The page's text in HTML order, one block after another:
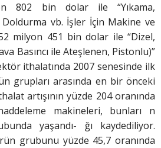
802 bin dolar ile “Yıkama,
vb. İşler İçin Makine ve
milyon 451 bin dolar ile “Dizel,
Basıncı ile Ateşlenen, Pistonlu)”
ithalatında 2007 senesinde ilk
grupları arasında en bir önceki
artışının yüzde 204 oranında
makineleri, bunları n
yaşandı- ğı kaydediliyor.
grubunu yüzde 45,7 oranında